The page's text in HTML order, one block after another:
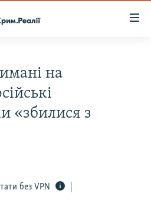
на
«збилися з
без VPN